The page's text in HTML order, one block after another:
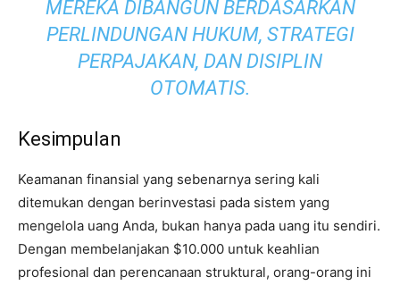
MEREKA DIBANGUN BERDASARKAN
PERLINDUNGAN HUKUM, STRATEGI
PERPAJAKAN, DAN DISIPLIN
OTOMATIS.
Kesimpulan
Keamanan finansial yang sebenarnya sering kali
ditemukan dengan berinvestasi pada sistem yang
mengelola uang Anda, bukan hanya pada uang itu sendiri.
Dengan membelanjakan $10.000 untuk keahlian
profesional dan perencanaan struktural, orang-orang ini